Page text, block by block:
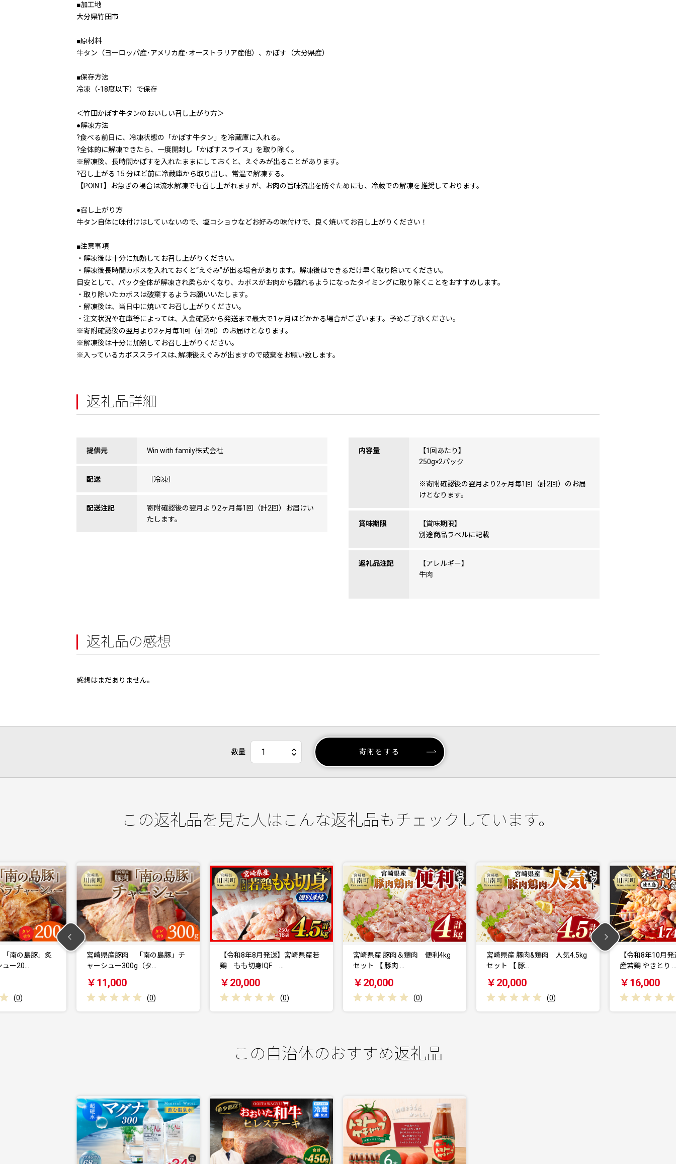
■加工地
大分県竹田市
■原材料
牛タン（ヨーロッパ産･アメリカ産･オーストラリア産他）、かぼす（大分県産）
■保存方法
冷凍（-18度以下）で保存
＜竹田かぼす牛タンのおいしい召し上がり方＞
●解凍方法
?食べる前日に、冷凍状態の「かぼす牛タン」を冷蔵庫に入れる。
?全体的に解凍できたら、一度開封し「かぼすスライス」を取り除く。
※解凍後、長時間かぼすを入れたままにしておくと、えぐみが出ることがあります。
?召し上がる 15 分ほど前に冷蔵庫から取り出し、常温で解凍する。
【POINT】お急ぎの場合は流水解凍でも召し上がれますが、お肉の旨味流出を防ぐためにも、冷蔵での解凍を推奨しております。
●召し上がり方
牛タン自体に味付けはしていないので、塩コショウなどお好みの味付けで、良く焼いてお召し上がりください！
■注意事項
・解凍後は十分に加熱してお召し上がりください。
・解凍後長時間カボスを入れておくと“えぐみ”が出る場合があります。解凍後はできるだけ早く取り除いてください。
目安として、パック全体が解凍され柔らかくなり、カボスがお肉から離れるようになったタイミングに取り除くことをおすすめします。
・取り除いたカボスは破棄するようお願いいたします。
・解凍後は、当日中に焼いてお召し上がりください。
・注文状況や在庫等によっては、入金確認から発送まで最大で1ヶ月ほどかかる場合がございます。予めご了承ください。
※寄附確認後の翌月より2ヶ月毎1回（計2回）のお届けとなります。
※解凍後は十分に加熱してお召し上がりください。
※入っているカボススライスは､解凍後えぐみが出ますので破棄をお願い致します。
返礼品詳細
提供元 Win with family株式会社
配送 ［冷凍］
配送注記
寄附確認後の翌月より2ヶ月毎1回（計2回）お届けい
たします。
内容量
【1回あたり】
250g×2パック
※寄附確認後の翌月より2ヶ月毎1回（計2回）のお届
けとなります。
賞味期限
【賞味期限】
別途商品ラベルに記載
返礼品注記
【アレルギー】
牛肉
返礼品の感想
感想はまだありません。
数量 寄附をする
この返礼品を見た人はこんな返礼品もチェックしています。
「南の島豚」チ
（タ…
(
【令和8年8月発送】宮崎県産若
鶏 もも切身IQF …
￥20,000
(
宮崎県産 豚肉＆鶏肉 便利4kg
セット 【 豚肉 …
￥20,000
(
宮崎県産 豚肉&鶏肉 人気4.5kg
セット 【 豚…
￥20,000
(
【令和8年10月発送分】 宮崎県
産若鶏 やきとり …
￥16,000
(
【令和8年10
産 若鶏 やきと
￥16,000
この自治体のおすすめ返礼品